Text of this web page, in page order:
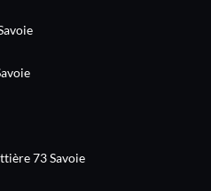
73 Savoie